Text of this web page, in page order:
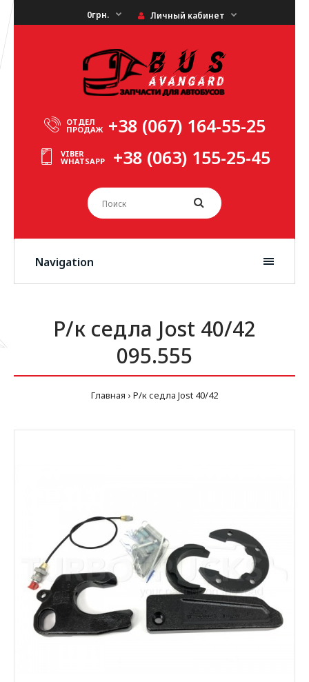
0грн. Личный кабинет
ОТДЕЛ
ПРОДАЖ +38 (067) 164-55-25
VIBER
WHATSAPP +38 (063) 155-25-45
Navigation
Р/к седла Jost 40/42
095.555
Главная Р/к седла Jost 40/42